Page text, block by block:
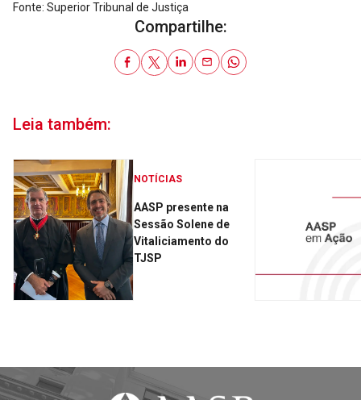
Fonte: Superior Tribunal de Justiça
Compartilhe:
Leia também:
NOTÍCIAS
AASP presente na
Sessão Solene de
Vitaliciamento do
TJSP